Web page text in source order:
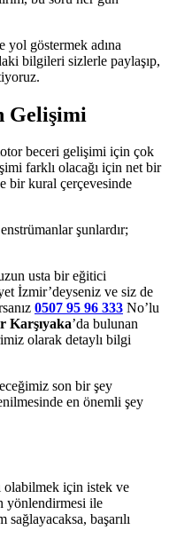
yol göstermek adına
bilgileri sizlerle paylaşıp,
Gelişimi
beceri gelişimi için çok
farklı olacağı için net bir
bir kural çerçevesinde
şunlardır;
usta bir eğitici
İzmir’deyseniz ve siz de
0507 95 96 333 No’lu
Karşıyaka’da bulunan
olarak detaylı bilgi
son bir şey
en önemli şey
olabilmek için istek ve
yönlendirmesi ile
sağlayacaksa, başarılı